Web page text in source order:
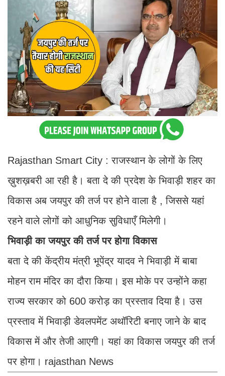
Rajasthan Smart City : राजस्थान के लोगों के लिए
ख़ुशख़बरी आ रही है। बता दे की प्रदेश के भिवाड़ी शहर का
विकास अब जयपुर की तर्ज पर होने वाला है , जिससे यहां
रहने वाले लोगों को आधुनिक सुविधाएँ मिलेगी।
भिवाड़ी का जयपुर की तर्ज पर होगा विकास
बता दे की केंद्रीय मंत्री भूपेंद्र यादव ने भिवाड़ी में बाबा
मोहन राम मंदिर का दौरा किया। इस मोके पर उन्होंने कहा
राज्य सरकार को 600 करोड़ का प्रस्ताव दिया है। उस
प्रस्ताव में भिवाड़ी डेवलपमेंट अथॉरिटी बनाए जाने के बाद
विकास में और तेजी आएगी। यहां का विकास जयपुर की तर्ज
पर होगा। rajasthan News